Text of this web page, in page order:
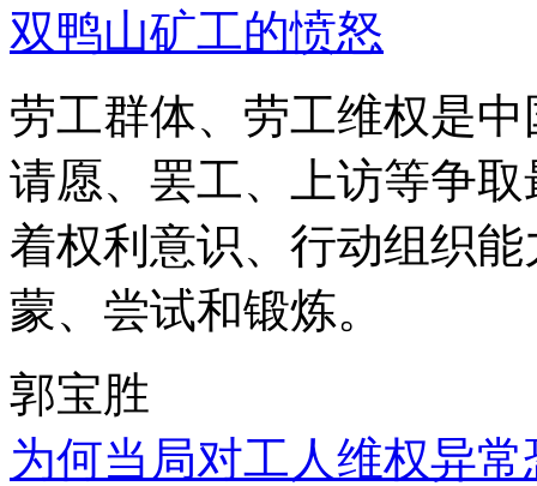
双鸭山矿工的愤怒
劳工群体、劳工维权是
请愿、罢工、上访等争
着权利意识、行动组织
蒙、尝试和锻炼。
郭宝胜
为何当局对工人维权异